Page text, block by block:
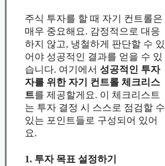
주식 투자를 할 때 자기 컨트롤은
매우 중요해요. 감정적으로 대응
하지 않고, 냉철하게 판단할 수 있
어야 성공적인 결과를 얻을 수 있
습니다. 여기에서 성공적인 투자
자를 위한 자기 컨트롤 체크리스
트를 제공할게요. 이 체크리스트
는 투자 결정 시 스스로 점검할 수
있는 포인트들로 구성되어 있어
요.
1. 투자 목표 설정하기